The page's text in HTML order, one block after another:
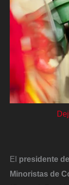
El presidente
Minoristas de